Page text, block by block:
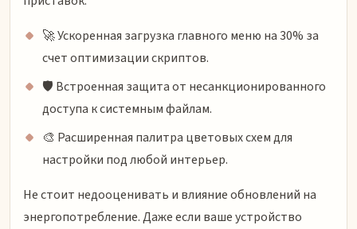
🚀 Ускоренная загрузка главного меню на 30% за
счет оптимизации скриптов.
🛡️ Встроенная защита от несанкционированного
доступа к системным файлам.
🎨 Расширенная палитра цветовых схем для
настройки под любой интерьер.
Не стоит недооценивать и влияние обновлений на
энергопотребление. Даже если ваше устройство